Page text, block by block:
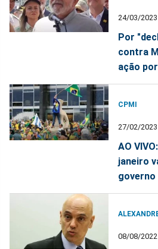
24/03/2023
Por
contra
ação
CPMI
27/02/2023
AO
janeiro
governo
08/08/2022